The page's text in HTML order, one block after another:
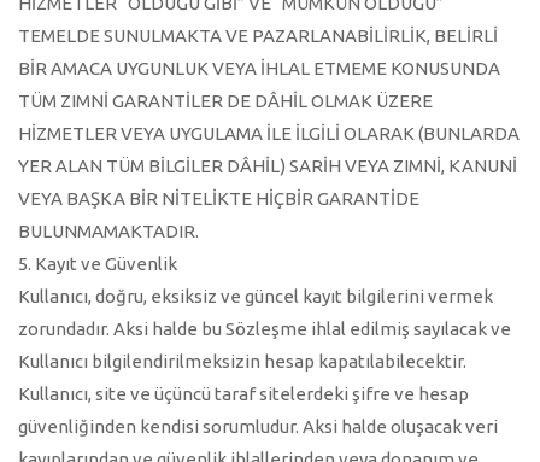
TEMELDE SUNULMAKTA VE PAZARLANABİLİRLİK, BELİRLİ
BİR AMACA UYGUNLUK VEYA İHLAL ETMEME KONUSUNDA
TÜM ZIMNİ GARANTİLER DE DÂHİL OLMAK ÜZERE
HİZMETLER VEYA UYGULAMA İLE İLGİLİ OLARAK (BUNLARDA
YER ALAN TÜM BİLGİLER DÂHİL) SARİH VEYA ZIMNİ, KANUNİ
VEYA BAŞKA BİR NİTELİKTE HİÇBİR GARANTİDE
BULUNMAMAKTADIR.
5. Kayıt ve Güvenlik
Kullanıcı, doğru, eksiksiz ve güncel kayıt bilgilerini vermek
zorundadır. Aksi halde bu Sözleşme ihlal edilmiş sayılacak ve
Kullanıcı bilgilendirilmeksizin hesap kapatılabilecektir.
Kullanıcı, site ve üçüncü taraf sitelerdeki şifre ve hesap
güvenliğinden kendisi sorumludur. Aksi halde oluşacak veri